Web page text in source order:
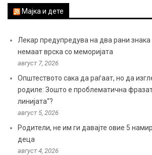
Мајка и дете
Лекар предупредува на два рани
немаат врска со меморијата
август 7, 2026
Општеството сака да раѓаат, но да
родиле: Зошто е проблематична
линијата“?
август 5, 2026
Родители, не им ги давајте овие 5
деца
август 4, 2026